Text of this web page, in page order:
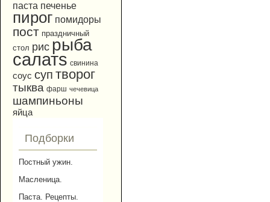
паста печенье
пирог помидоры
пост праздничный
стол рис рыба
салатs свинина
соус суп творог
тыква фарш чечевица
шампиньоны
яйца
Подборки
Постный ужин.
Масленица.
Паста. Рецепты.